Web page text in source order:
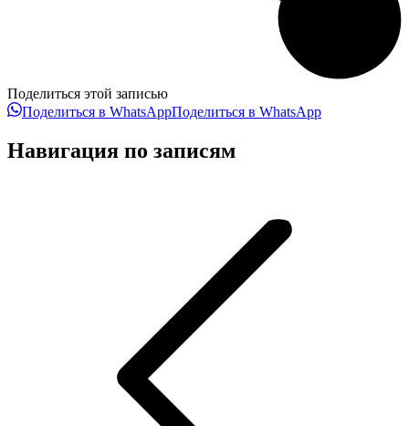
Поделиться этой записью
Поделиться в WhatsAppПоделиться в WhatsApp
Навигация по записям